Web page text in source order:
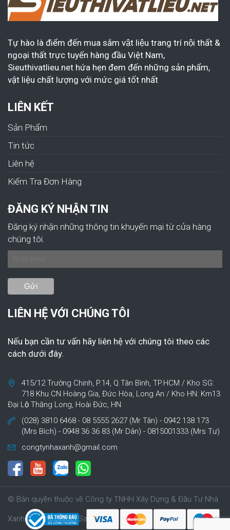
Tự hào là điểm đến mua sắm vật liệu trang trí nội thất &
ngoại thất trực tuyến hàng đầu Việt Nam,
Sieuthivatlieu.net hứa hẹn đem đến những sản phẩm,
vật liệu chất lượng với mức giá tốt nhất
LIÊN KẾT
Sản Phẩm
Tin tức
Liên hệ
Kiếm Tra Đơn Hàng
ĐĂNG KÝ NHẬN TIN
Đăng ký nhận những thông tin khuyến mại từ cửa hàng
chúng tôi.
LIÊN HỆ VỚI CHÚNG TÔI
Nếu bạn cần tư vấn hãy liên hệ với chúng tôi theo các
cách dưới đây.
415/12 Trường Chinh, P.14, Q.Tân Bình, TP.HCM / Kho SG:
718 Khu CN Hoàng Gia, Đức Hòa, Long An / Kho HN: Km13
Đại Lộ Thăng Long, Hoài Đức, HN
(028) 3810 6468 - 08 5555 2627 (Mr Tân) - 0942 138 173
(Mrs Bích) - 0948 36 36 83 (Mr Dân) - 0815001333 (Mrs Tư)
congtynhaxanh@gmail.com
© Bản quyền thuộc về Công ty TNHH Xây Dựng & Đầu Tư Nhà
Xanh | Cung cấp bởi Sapo